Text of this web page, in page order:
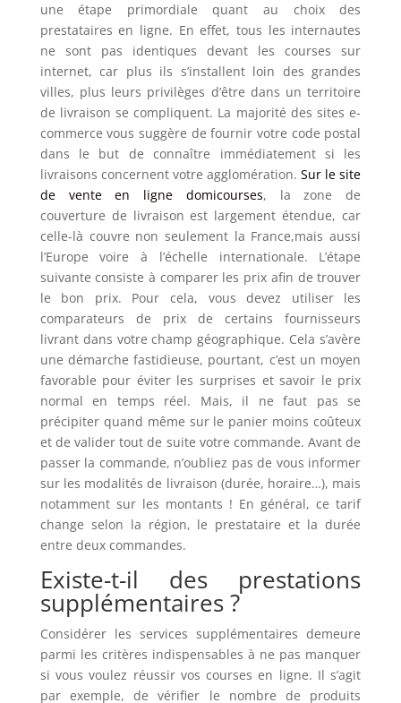
une étape primordiale quant au choix des
prestataires en ligne. En effet, tous les internautes
ne sont pas identiques devant les courses sur
internet, car plus ils s’installent loin des grandes
villes, plus leurs privilèges d’être dans un territoire
de livraison se compliquent. La majorité des sites e-
commerce vous suggère de fournir votre code postal
dans le but de connaître immédiatement si les
livraisons concernent votre agglomération.Sur le site
de vente en ligne domicourses, la zone de
couverture de livraison est largement étendue, car
celle-là couvre non seulement la France,mais aussi
l’Europe voire à l’échelle internationale. L’étape
suivante consiste à comparer les prix afin de trouver
le bon prix. Pour cela, vous devez utiliser les
comparateurs de prix de certains fournisseurs
livrant dans votre champ géographique. Cela s’avère
une démarche fastidieuse, pourtant, c’est un moyen
favorable pour éviter les surprises et savoir le prix
normal en temps réel. Mais, il ne faut pas se
précipiter quand même sur le panier moins coûteux
et de valider tout de suite votre commande. Avant de
passer la commande, n’oubliez pas de vous informer
sur les modalités de livraison (durée, horaire…), mais
notamment sur les montants ! En général, ce tarif
change selon la région, le prestataire et la durée
entre deux commandes.
Existe-t-il des prestations
supplémentaires ?
Considérer les services supplémentaires demeure
parmi les critères indispensables à ne pas manquer
si vous voulez réussir vos courses en ligne. Il s’agit
par exemple, de vérifier le nombre de produits